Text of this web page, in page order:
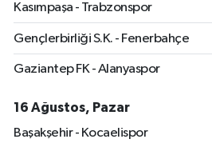
Kasımpaşa - Trabzonspor
Gençlerbirliği S.K. - Fenerbahçe
Gaziantep FK - Alanyaspor
16 Ağustos, Pazar
Başakşehir - Kocaelispor